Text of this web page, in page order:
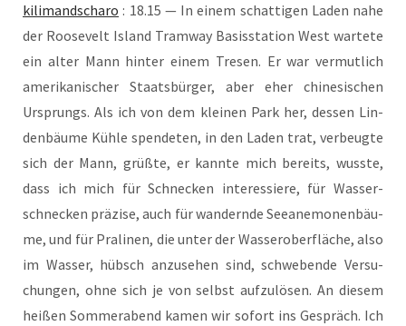
kili­man­dscha­ro : 18.15 — In einem schat­ti­gen Laden nahe
der Roo­se­velt Island Tram­way Basis­sta­ti­on West war­te­te
ein alter Mann hin­ter einem Tre­sen. Er war ver­mut­lich
ame­ri­ka­ni­scher Staats­bür­ger, aber eher chi­ne­si­schen
Ursprungs. Als ich von dem klei­nen Park her, des­sen Lin­
den­bäu­me Küh­le spen­de­ten, in den Laden trat, ver­beug­te
sich der Mann, grüß­te, er kann­te mich bereits, wuss­te,
dass ich mich für Schne­cken inter­es­sie­re, für Was­ser­
schne­cken prä­zi­se, auch für wan­dern­de See­ane­mo­nen­bäu­
me, und für Pra­li­nen, die unter der Was­ser­ober­flä­che, also
im Was­ser, hübsch anzu­se­hen sind, schwe­ben­de Ver­su­
chun­gen, ohne sich je von selbst auf­zu­lö­sen. An die­sem
hei­ßen Som­mer­abend kamen wir sofort ins Gespräch. Ich